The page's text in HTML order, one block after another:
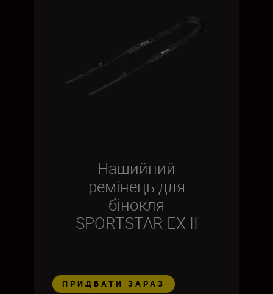
Нашийний
ремінець для
бінокля
SPORTSTAR EX II
ПРИДБАТИ ЗАРАЗ